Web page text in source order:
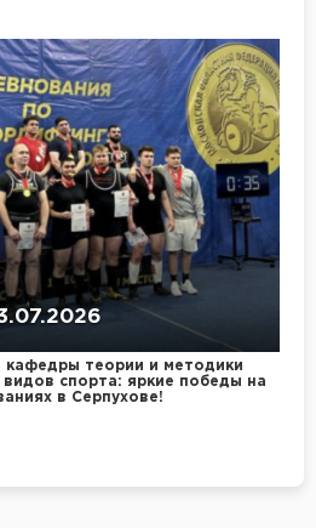
кафедры теории и методики
видов спорта: яркие победы на
в Серпухове!